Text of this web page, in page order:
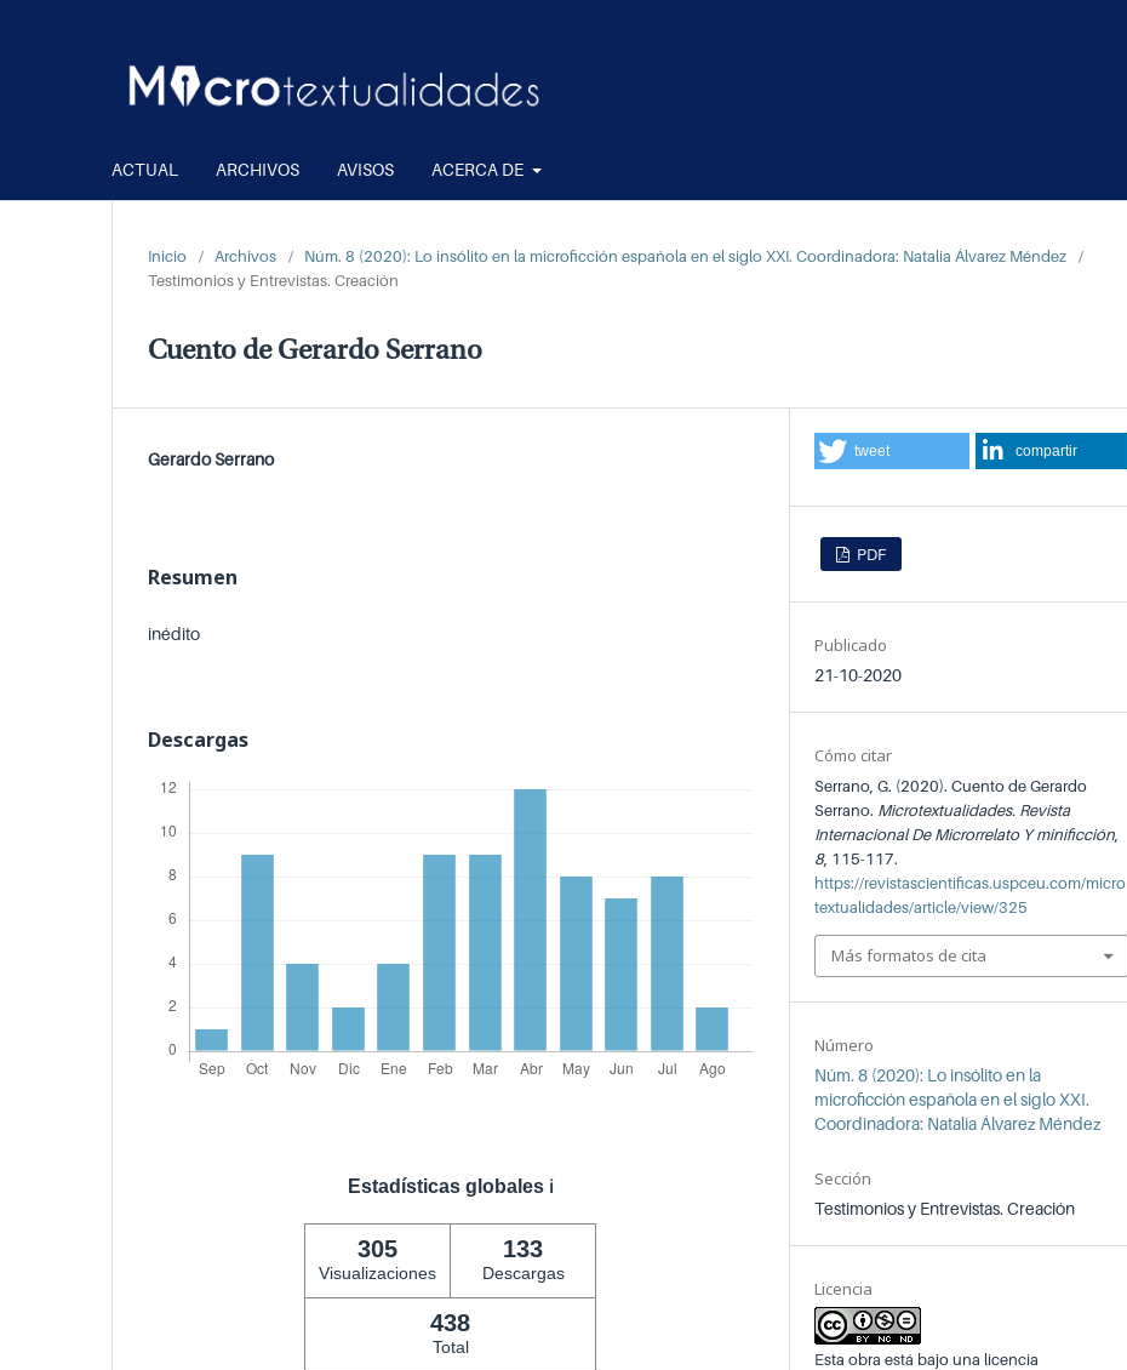
ACTUAL ARCHIVOS AVISOS ACERCA DE
Inicio / Archivos / Núm. 8 (2020): Lo insólito en la microficción española en el siglo XXI. Coordinadora: Natalia Álvarez Méndez
/
Testimonios y Entrevistas. Creación
Cuento de Gerardo Serrano
Gerardo Serrano
Resumen
inédito
Descargas
Estadísticas globales ℹ️
305
Visualizaciones
133
Descargas
438
Total
PDF
Publicado
21-10-2020
Número
Núm. 8 (2020): Lo insólito en la
microficción española en el siglo XXI.
Coordinadora: Natalia Álvarez Méndez
Sección
Testimonios y Entrevistas. Creación
Licencia
Esta obra está bajo una licencia
Cómo citar
Serrano, G. (2020). Cuento de Gerardo
Serrano. Microtextualidades. Revista
Internacional De Microrrelato Y minificción
8, 115-117.
https://revistascientificas.uspceu.com/micro
textualidades/article/view/325
Más formatos de cita
tweet compartir